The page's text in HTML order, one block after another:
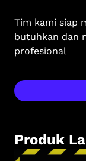
Tim kami siap
butuhkan dan
profesional
Produk